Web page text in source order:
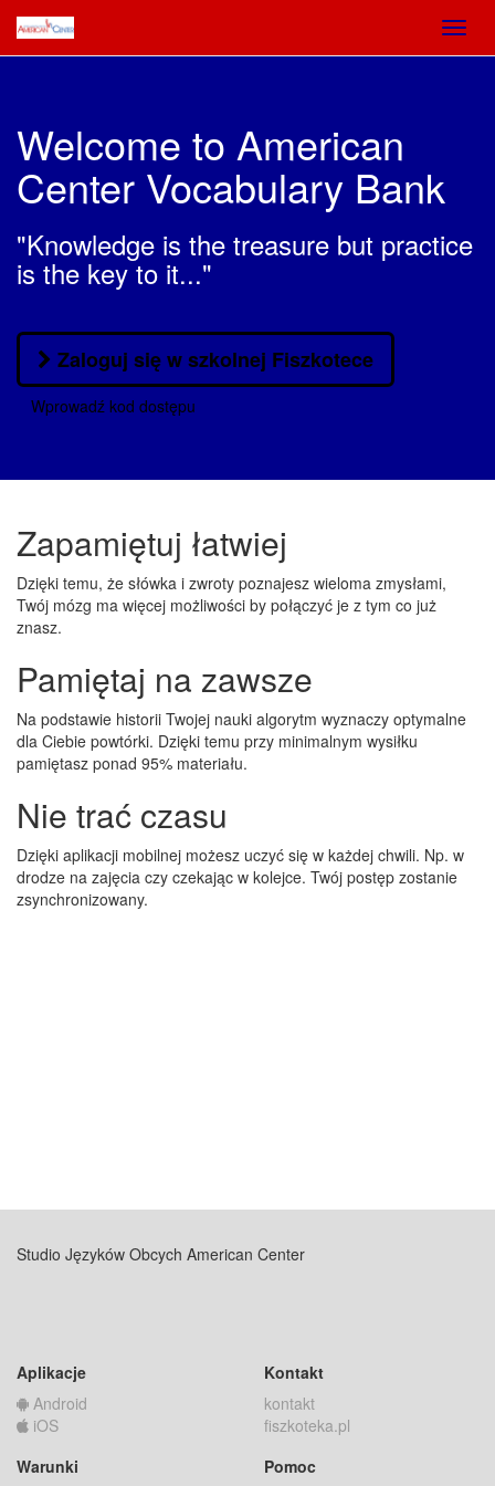
Welcome to American
Center Vocabulary Bank
"Knowledge is the treasure but practice
is the key to it..."
Zaloguj się w szkolnej Fiszkotece
Wprowadź kod dostępu
Zapamiętuj łatwiej
Dzięki temu, że słówka i zwroty poznajesz wieloma zmysłami,
Twój mózg ma więcej możliwości by połączyć je z tym co już
znasz.
Pamiętaj na zawsze
Na podstawie historii Twojej nauki algorytm wyznaczy optymalne
dla Ciebie powtórki. Dzięki temu przy minimalnym wysiłku
pamiętasz ponad 95% materiału.
Nie trać czasu
Dzięki aplikacji mobilnej możesz uczyć się w każdej chwili. Np. w
drodze na zajęcia czy czekając w kolejce. Twój postęp zostanie
zsynchronizowany.
Studio Języków Obcych American Center
Aplikacje
Android
iOS
Kontakt
kontakt
fiszkoteka.pl
Warunki
Pomoc